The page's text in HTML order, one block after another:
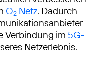
O2 Netz. Dadurch
Verbindung im 5G-
Netzerlebnis.